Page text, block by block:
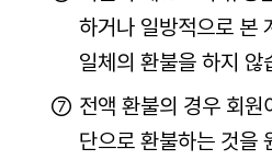
하거나 일방적으로 본
일체의 환불을 하지 않
전액 환불의 경우 회
단으로 환불하는 것을